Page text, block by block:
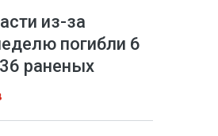
из-за
погибли 6
раненых